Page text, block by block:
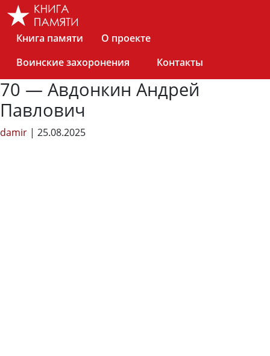
Skip
Книга памяти
О проекте
Воинские захоронения
Контакты
70 — Авдонкин Андрей
Павлович
damir | 25.08.2025